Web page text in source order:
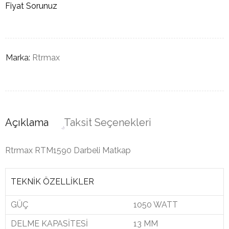
Fiyat Sorunuz
Marka: Rtrmax
Açıklama Taksit Seçenekleri
Rtrmax RTM1590 Darbeli Matkap
TEKNİK ÖZELLİKLER
GÜÇ
1050 WATT
DELME KAPASİTESİ
13 MM